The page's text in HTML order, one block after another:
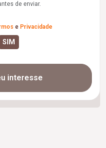
de enviar.
e Privacidade
interesse